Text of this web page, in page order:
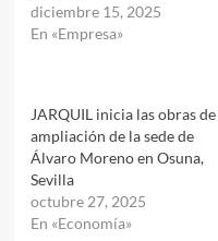
diciembre 15, 2025
En «Empresa»
JARQUIL inicia las obras de
ampliación de la sede de
Álvaro Moreno en Osuna,
Sevilla
octubre 27, 2025
En «Economía»